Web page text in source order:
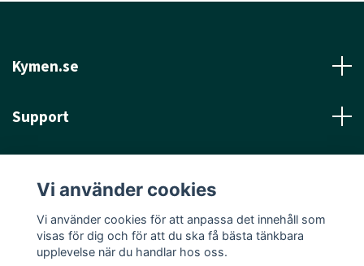
Kymen.se
Support
Sociala medier
Vi använder cookies
Vi använder cookies för att anpassa det innehåll som
visas för dig och för att du ska få bästa tänkbara
upplevelse när du handlar hos oss.